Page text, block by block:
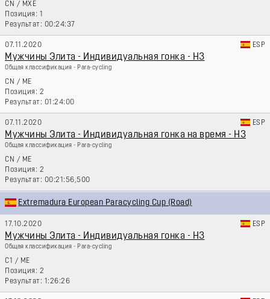
CN / MXE
1
00:24:37
07.11.2020 ESP
Мужчины Элита - Индивидуальная гонка - H3
Общая классификация - Para-cycling
CN / ME
2
01:24:00
07.11.2020 ESP
Мужчины Элита - Индивидуальная гонка на время - H3
Общая классификация - Para-cycling
CN / ME
2
00:21:56,500
Extremadura European Paracycling Cup (Road)
17.10.2020 ESP
Мужчины Элита - Индивидуальная гонка - H3
Общая классификация - Para-cycling
C1 / ME
2
1:26:26